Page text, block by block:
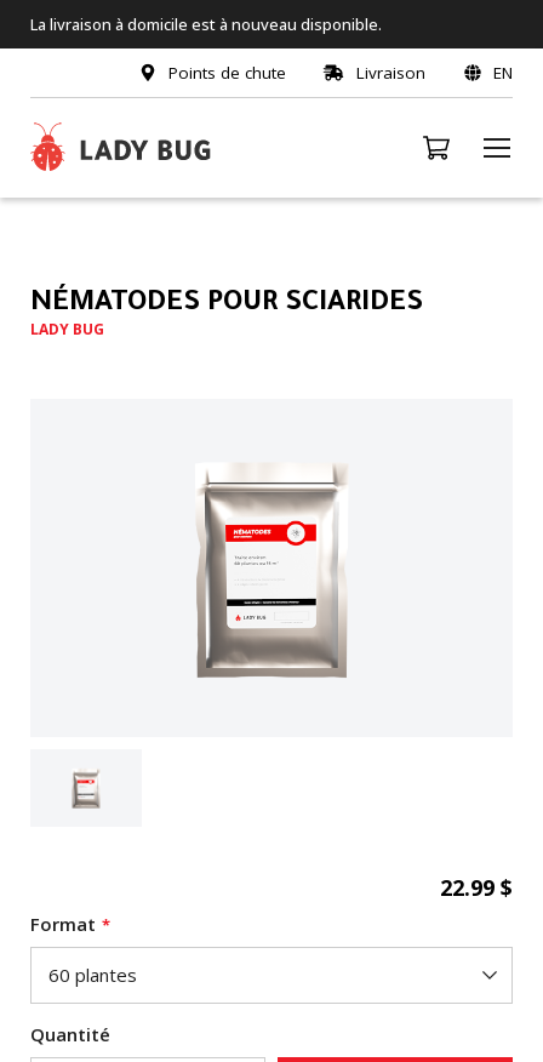
La livraison à domicile est à nouveau disponible.
Points de chute Livraison EN
NÉMATODES POUR SCIARIDES
LADY BUG
22.99 $
Format
Quantité